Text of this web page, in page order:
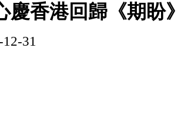
慶香港回歸《期盼
31